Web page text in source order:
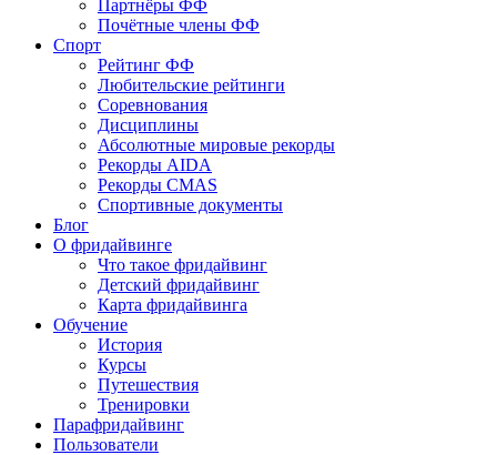
Партнёры ФФ
Почётные члены ФФ
Спорт
Рейтинг ФФ
Любительские рейтинги
Соревнования
Дисциплины
Абсолютные мировые рекорды
Рекорды AIDA
Рекорды CMAS
Спортивные документы
Блог
О фридайвинге
Что такое фридайвинг
Детский фридайвинг
Карта фридайвинга
Обучение
История
Курсы
Путешествия
Тренировки
Парафридайвинг
Пользователи